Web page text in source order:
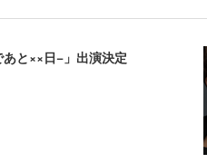
と××日−」出演決定